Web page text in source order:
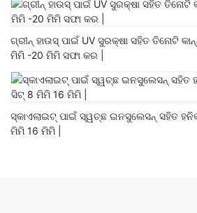
ଗ୍ରୀନ୍ ହାଉସ୍ ପାଇଁ UV ସୁରକ୍ଷା ସହିତ ତିନୋଟି
ମିମି -20 ମିମି ସଫା କର |
ସ୍କାଏଲାଇଟ୍ ପାଇଁ ସ୍ୱଚ୍ଛ ଇନସୁଲେସନ୍ ସହିତ
ମିମି 16 ମିମି |